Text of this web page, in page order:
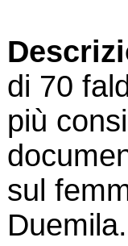
di 70
più
sul